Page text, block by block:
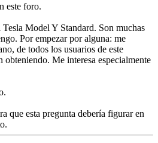
este foro.
Model Y Standard. Son muchas
Por empezar por alguna: me
de todos los usuarios de este
obteniendo. Me interesa especialmente
que esta pregunta debería figurar en